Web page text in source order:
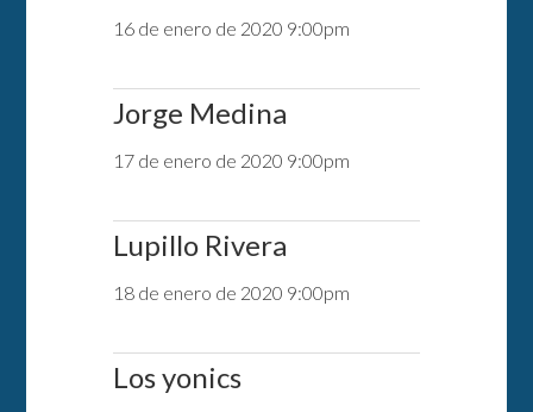
16 de enero de 2020 9:00pm
Jorge Medina
17 de enero de 2020 9:00pm
Lupillo Rivera
18 de enero de 2020 9:00pm
Los yonics